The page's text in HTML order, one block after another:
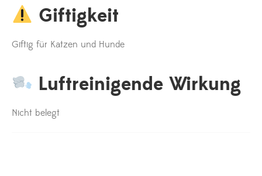
Giftigkeit
Giftig für Katzen und Hunde
Luftreinigende Wirkung
Nicht belegt